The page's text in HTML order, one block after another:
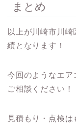
まとめ
以上が川崎市川
績となります！
今回のようなエア
ご相談ください！
見積もり・点検